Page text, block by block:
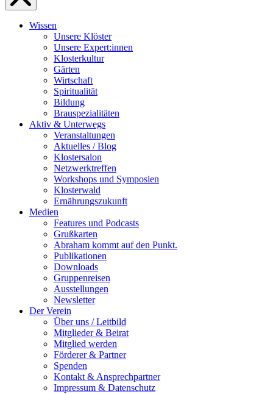
Wissen
Unsere Klöster
Unsere Expert:innen
Klosterkultur
Gärten
Wirtschaft
Spiritualität
Bildung
Brauspezialitäten
Aktiv & Unterwegs
Veranstaltungen
Aktuelles / Blog
Klostersalon
Netzwerktreffen
Workshops und Symposien
Klosterwald
Ernährungszukunft
Medien
Features und Podcasts
Grußkarten
Abraham kommt auf den Punkt.
Publikationen
Downloads
Gruppenreisen
Ausstellungen
Newsletter
Der Verein
Über uns / Leitbild
Mitglieder & Beirat
Mitglied werden
Förderer & Partner
Spenden
Kontakt & Ansprechpartner
Impressum & Datenschutz